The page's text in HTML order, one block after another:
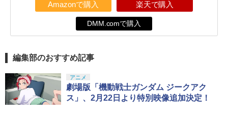
Amazonで購入 楽天で購入
DMM.comで購入
編集部のおすすめ記事
アニメ
劇場版「機動戦士ガンダム ジークアク
ス」、2月22日より特別映像追加決定！